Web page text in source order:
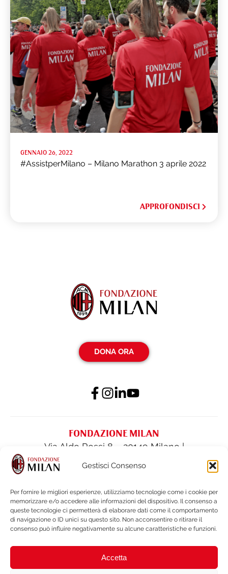
Gestisci Consenso
Per fornire le migliori esperienze, utilizziamo tecnologie come i cookie per
memorizzare e/o accedere alle informazioni del dispositivo. Il consenso a
queste tecnologie ci permetterà di elaborare dati come il comportamento
di navigazione o ID unici su questo sito. Non acconsentire o ritirare il
consenso può influire negativamente su alcune caratteristiche e funzioni.
Accetta
GENNAIO 26, 2022
#AssistperMilano – Milano Marathon 3 aprile 2022
APPROFONDISCI
DONA ORA
FONDAZIONE MILAN
Via Aldo Rossi 8 – 20149 Milano |
fondazione@acmilan.com
62284522
PRIVACY POLICY
COOKIE POLICY
BILANCI E DOCUMENTI
NOTE LEGALI e WHISTLEBLOWING
BRAND PROTECTION
ACCESSIBILITÀ